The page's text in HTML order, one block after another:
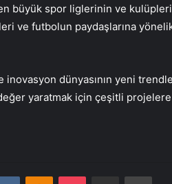
en büyük spor liglerinin ve
ve futbolun paydaşlarına
dünyasının yeni
yaratmak için çeşitli
VKontakteOdnoklassniki
Pocket E-Posta ile paylaş Yazdır